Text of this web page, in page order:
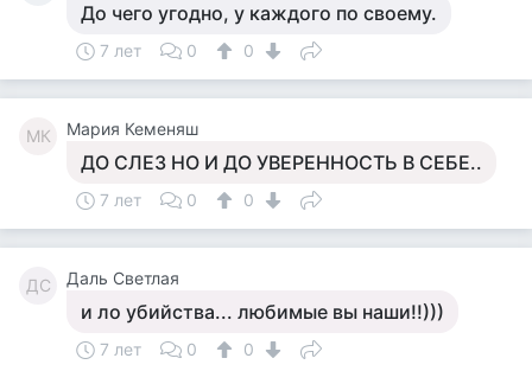
До чего угодно, у каждого по своему.
7 лет 0 0
МК Мария Кеменяш
ДО СЛЕЗ НО И ДО УВЕРЕННОСТЬ В СЕБЕ..
7 лет 0 0
ДС Даль Светлая
и ло убийства... любимые вы наши!!)))
7 лет 0 0